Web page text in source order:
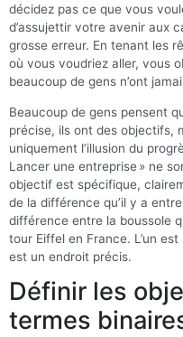
décidez pas ce que vous
d’assujettir votre avenir aux
grosse erreur. En tenant les
où vous voudriez aller, vous
beaucoup de gens n’ont
Beaucoup de gens pensent
précise, ils ont des objectifs,
uniquement l’illusion du
Lancer une entreprise » ne
objectif est spécifique,
de la différence qu’il y a
différence entre la boussole
tour Eiffel en France. L’un
est un endroit précis.
Définir les
termes